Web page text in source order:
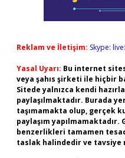
Reklam ve İletişim: Skype:
Yasal Uyarı: Bu internet
veya şahıs şirketi ile hiçbir
Sitede yalnızca kendi
paylaşılmaktadır. Burada
taşımamakta olup, gerçek
paylaşım
benzerlikleri tamamen
taslak halindedir ve tavsiye